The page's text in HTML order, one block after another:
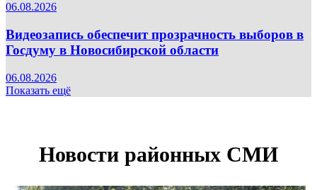
06.08.2026
Видеозапись обеспечит прозрачность выборов в
Госдуму в Новосибирской области
06.08.2026
Показать ещё